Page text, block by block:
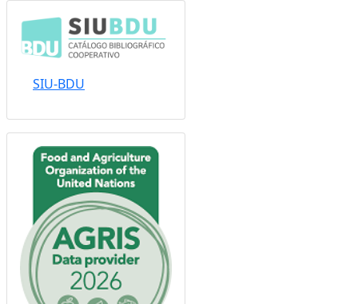
Sistema Nacional de
Repositorios
SIU-BDU